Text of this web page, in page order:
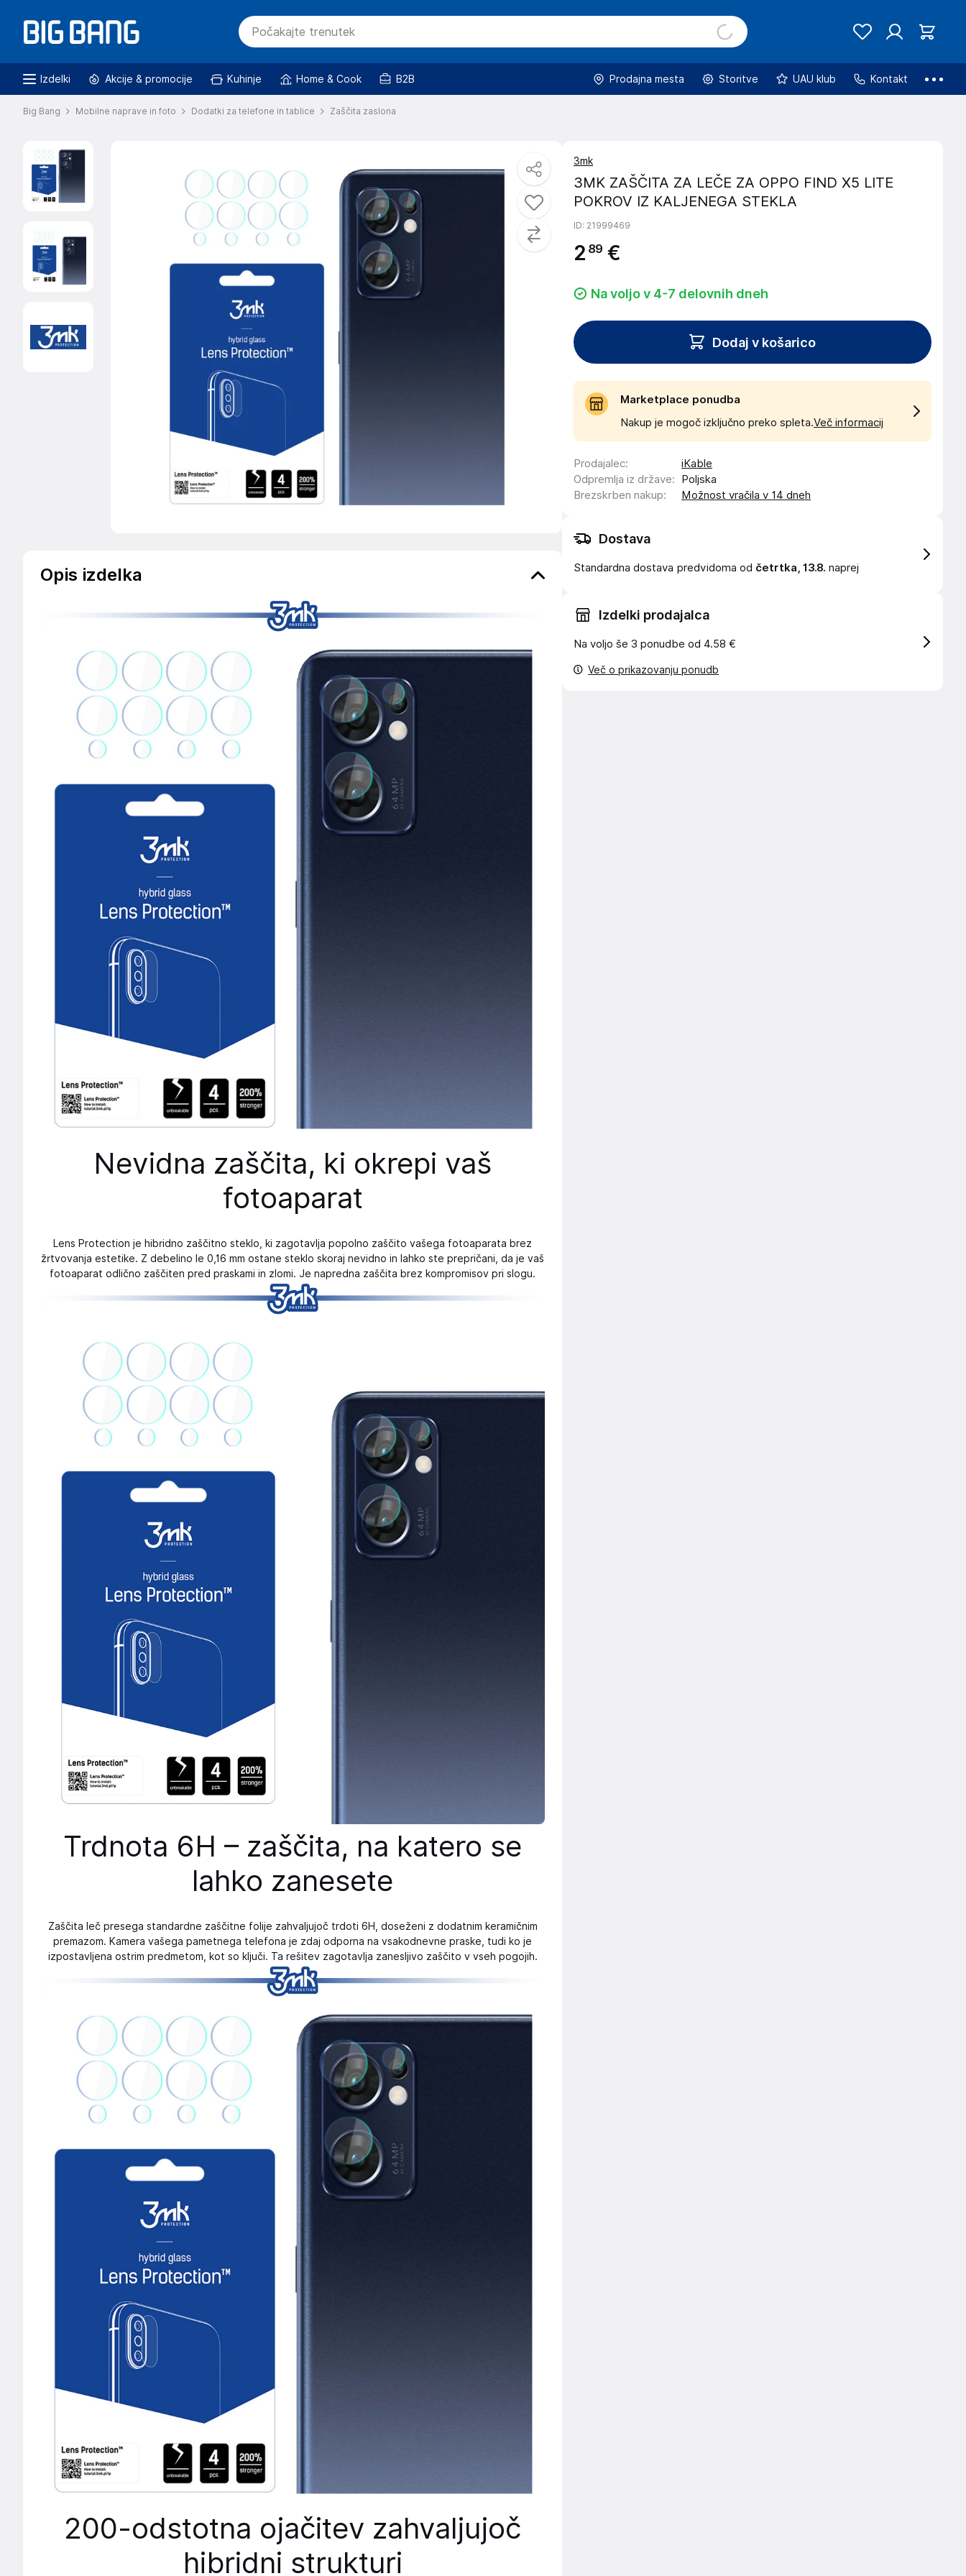
Izdelki Akcije & promocije Kuhinje Home & Cook B2B Prodajna mesta Storitve UAU klub Kontakt
Big Bang Mobilne naprave in foto Dodatki za telefone in tablice Zaščita zaslona
Opis izdelka
Nevidna zaščita, ki okrepi vaš
fotoaparat
Lens Protection je hibridno zaščitno steklo, ki zagotavlja popolno zaščito vašega fotoaparata brez
žrtvovanja estetike. Z debelino le 0,16 mm ostane steklo skoraj nevidno in lahko ste prepričani, da je vaš
fotoaparat odlično zaščiten pred praskami in zlomi. Je napredna zaščita brez kompromisov pri slogu.
Trdnota 6H – zaščita, na katero se
lahko zanesete
Zaščita leč presega standardne zaščitne folije zahvaljujoč trdoti 6H, doseženi z dodatnim keramičnim
premazom. Kamera vašega pametnega telefona je zdaj odporna na vsakodnevne praske, tudi ko je
izpostavljena ostrim predmetom, kot so ključi. Ta rešitev zagotavlja zanesljivo zaščito v vseh pogojih.
200-odstotna ojačitev zahvaljujoč
hibridni strukturi
3mk
3MK ZAŠČITA ZA LEČE ZA OPPO FIND X5 LITE
POKROV IZ KALJENEGA STEKLA
ID: 21999469
2 89 €
Na voljo v 4-7 delovnih dneh
Dodaj v košarico
Marketplace ponudba
Nakup je mogoč izključno preko spleta.Več informacij
Prodajalec:
iKable
Odpremlja iz države:
Poljska
Brezskrben nakup: Možnost vračila v 14 dneh
Dostava
Standardna dostava predvidoma od četrtka, 13.8. naprej
Izdelki prodajalca
Na voljo še 3 ponudbe od 4.58 €
Več o prikazovanju ponudb